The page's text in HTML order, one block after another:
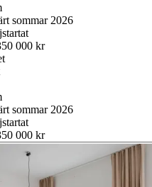
sommar 2026
000 kr
sommar 2026
000 kr